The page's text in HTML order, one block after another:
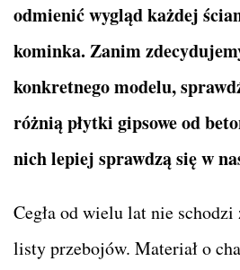
odmienić wygląd każdej
kominka. Zanim
konkretnego modelu,
różnią płytki gipsowe od
nich lepiej sprawdzą się w
Cegła od wielu lat nie
listy przebojów. Materiał o